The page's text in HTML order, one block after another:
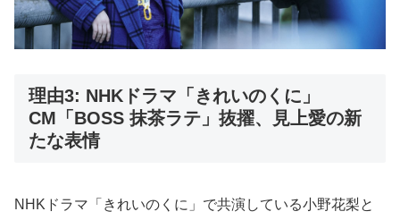
理由3: NHKドラマ「きれいのくに」
CM「BOSS 抹茶ラテ」抜擢、見上愛の新
たな表情
NHKドラマ「きれいのくに」で共演している小野花梨と